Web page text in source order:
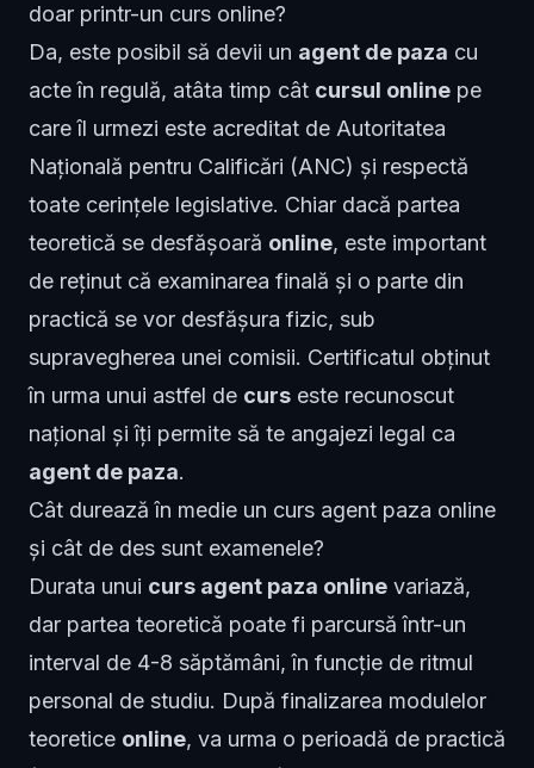
doar printr-un curs online?
Da, este posibil să devii un agent de paza cu
acte în regulă, atâta timp cât cursul online pe
care îl urmezi este acreditat de Autoritatea
Națională pentru Calificări (ANC) și respectă
toate cerințele legislative. Chiar dacă partea
teoretică se desfășoară online, este important
de reținut că examinarea finală și o parte din
practică se vor desfășura fizic, sub
supravegherea unei comisii. Certificatul obținut
în urma unui astfel de curs este recunoscut
național și îți permite să te angajezi legal ca
agent de paza.
Cât durează în medie un curs agent paza online
și cât de des sunt examenele?
Durata unui curs agent paza online variază,
dar partea teoretică poate fi parcursă într-un
interval de 4-8 săptămâni, în funcție de ritmul
personal de studiu. După finalizarea modulelor
teoretice online, va urma o perioadă de practică